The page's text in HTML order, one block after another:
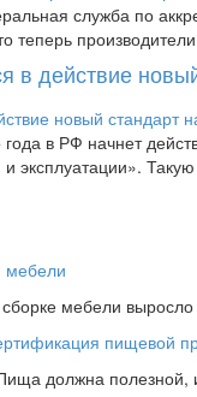
служба по
теперь
в действие
года в РФ начнет
эксплуатации».
мебели
должна